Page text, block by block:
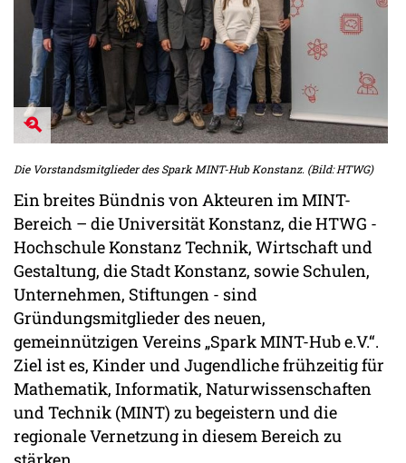
Die Vorstandsmitglieder des Spark MINT-Hub Konstanz. (Bild: HTWG)
Ein breites Bündnis von Akteuren im MINT-
Bereich – die Universität Konstanz, die HTWG -
Hochschule Konstanz Technik, Wirtschaft und
Gestaltung, die Stadt Konstanz, sowie Schulen,
Unternehmen, Stiftungen - sind
Gründungsmitglieder des neuen,
gemeinnützigen Vereins „Spark MINT-Hub e.V.“.
Ziel ist es, Kinder und Jugendliche frühzeitig für
Mathematik, Informatik, Naturwissenschaften
und Technik (MINT) zu begeistern und die
regionale Vernetzung in diesem Bereich zu